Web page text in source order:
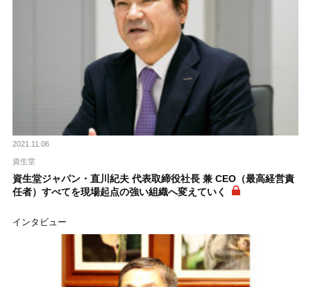
2021.11.06
資生堂
資生堂ジャパン・直川紀夫 代表取締役社長 兼 CEO（最高経営責
任者）すべてを現場起点の強い組織へ変えていく
インタビュー